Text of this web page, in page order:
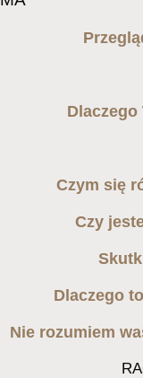
Czym się
Czy
Dlaczego
Nie rozumiem